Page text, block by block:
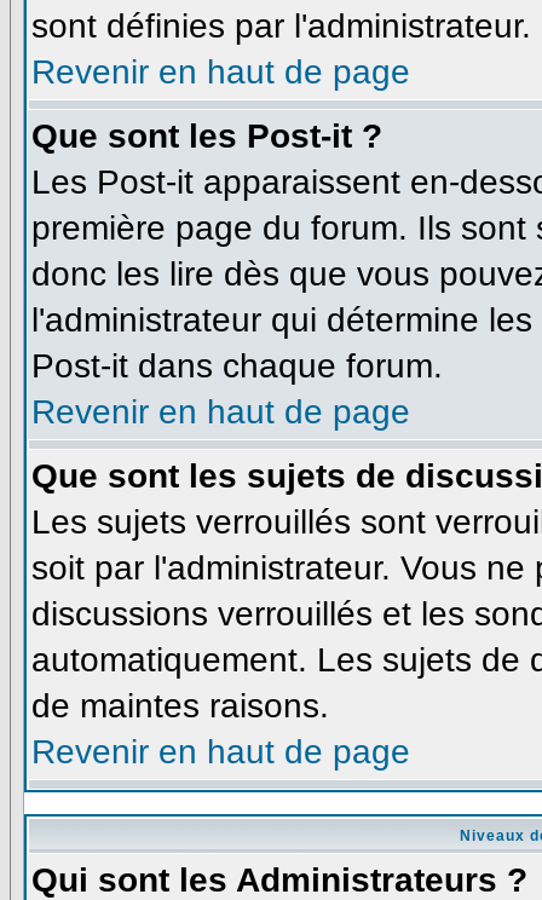
sont définies par l'administrateur.
Revenir en haut de page
Que sont les Post-it ?
Les Post-it apparaissent en-
première page du forum. Ils
donc les lire dès que vous
l'administrateur qui détermine
Post-it dans chaque forum.
Revenir en haut de page
Que sont les sujets de
Les sujets verrouillés sont
soit par l'administrateur. Vous
discussions verrouillés et les
automatiquement. Les sujets de
de maintes raisons.
Revenir en haut de page
Niveaux
Qui sont les Administrateurs ?